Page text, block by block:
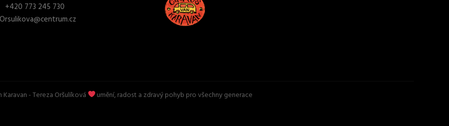
+420 773 245 730
Karavan - Tereza Oršulíková umění, radost a zdravý pohyb pro všechny generace